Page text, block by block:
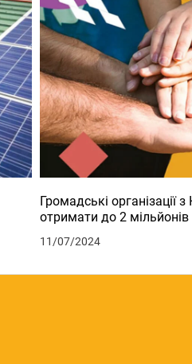
Громадські організації
отримати до 2
11/07/2024